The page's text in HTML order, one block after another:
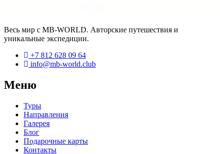
Весь мир с MB-WORLD. Авторские путешествия и
уникальные экспедиции.
+7 812 628 09 64
info@mb-world.club
Меню
Туры
Направления
Галерея
Блог
Подарочные карты
Контакты